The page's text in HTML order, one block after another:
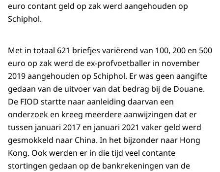
euro contant geld op zak werd aangehouden op
Schiphol.
Met in totaal 621 briefjes variërend van 100, 200 en 500
euro op zak werd de ex-profvoetballer in november
2019 aangehouden op Schiphol. Er was geen aangifte
gedaan van de uitvoer van dat bedrag bij de Douane.
De FIOD startte naar aanleiding daarvan een
onderzoek en kreeg meerdere aanwijzingen dat er
tussen januari 2017 en januari 2021 vaker geld werd
gesmokkeld naar China. In het bijzonder naar Hong
Kong. Ook werden er in die tijd veel contante
stortingen gedaan op de bankrekeningen van de